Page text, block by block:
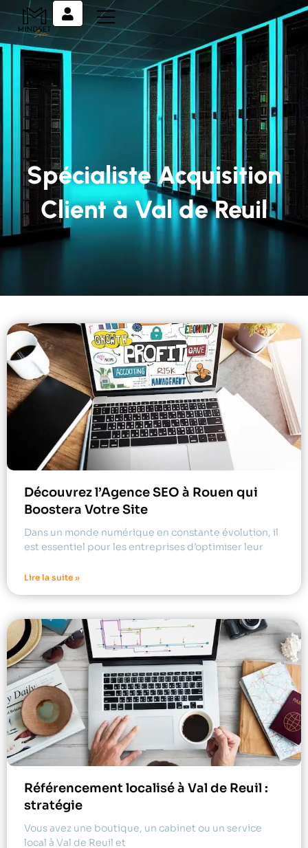
Spécialiste Acquisition
Client à Val de Reuil
Découvrez l’Agence SEO à Rouen qui
Boostera Votre Site
Dans un monde numérique en constante évolution, il
est essentiel pour les entreprises d’optimiser leur
Lire la suite »
Référencement localisé à Val de Reuil :
stratégie
Vous avez une boutique, un cabinet ou un service
local à Val de Reuil et